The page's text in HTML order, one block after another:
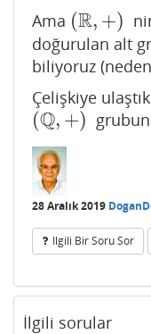
Ama (R, +)
(R,+
doğurulan alt
biliyoruz
Çelişkiye
(Q, +)
(Q,+ )
28 Aralık 2019
Ilgili Bir Soru Sor
İlgili sorular